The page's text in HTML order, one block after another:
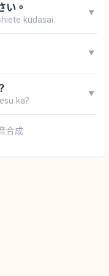
い。
kudasai.
▼
▼
ka?
▼
合成